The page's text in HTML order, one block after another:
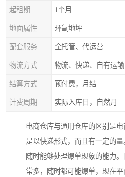
起租期 1个月
地面属性 环氧地坪
配套服务 全托管、代运营
物流方式 物流、快递、自有运输
结算方式 预付费，月结
计费周期 实际入库日，自然月
电商仓库与通用仓库的区别是
是以快递形式，而且有一定的
随时能够处理爆单现象的能力
常多，随时都可能爆单，现在